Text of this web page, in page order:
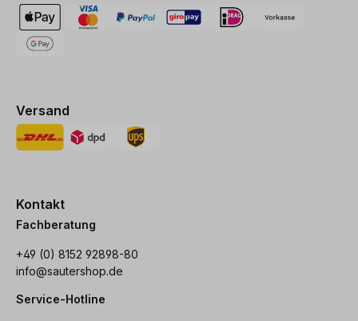
Versand
Kontakt
Fachberatung
+49 (0) 8152 92898-80
info@sautershop.de
Service-Hotline